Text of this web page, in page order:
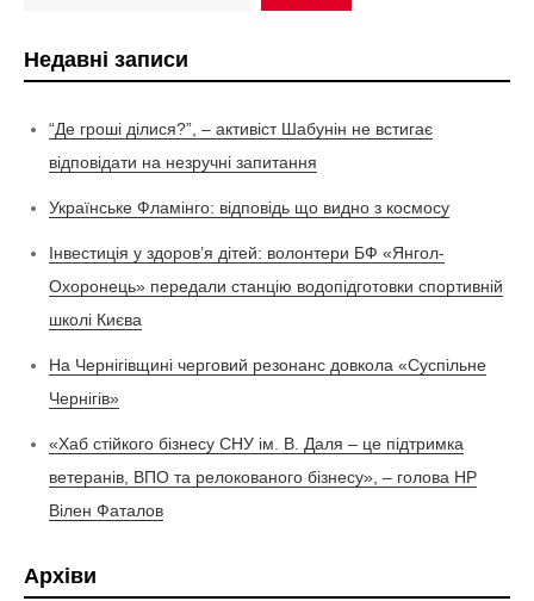
Недавні записи
“Де гроші ділися?”, – активіст Шабунін не встигає
відповідати на незручні запитання
Українське Фламінго: відповідь що видно з космосу
Інвестиція у здоров’я дітей: волонтери БФ «Янгол-
Охоронець» передали станцію водопідготовки спортивній
школі Києва
На Чернігівщині черговий резонанс довкола «Суспільне
Чернігів»
«Хаб стійкого бізнесу СНУ ім. В. Даля – це підтримка
ветеранів, ВПО та релокованого бізнесу», – голова НР
Вілен Фаталов
Архіви